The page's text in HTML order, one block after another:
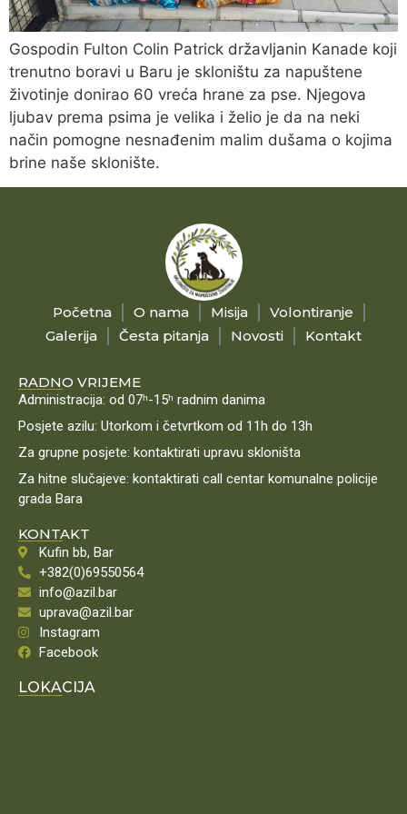
Gospodin Fulton Colin Patrick državljanin Kanade koji
trenutno boravi u Baru je skloništu za napuštene
životinje donirao 60 vreća hrane za pse. Njegova
ljubav prema psima je velika i želio je da na neki
način pomogne nesnađenim malim dušama o kojima
brine naše sklonište.
Početna O nama Misija
Volontiranje
Galerija
Česta pitanja Novosti Kontakt
RADNO VRIJEME
Administracija: od 07ʰ-15ʰ radnim danima
Posjete azilu: Utorkom i četvrtkom od 11h do 13h
Za grupne posjete: kontaktirati upravu skloništa
Za hitne slučajeve: kontaktirati call centar komunalne policije
grada Bara
KONTAKT
Kufin bb, Bar
+382(0)69550564
info@azil.bar
uprava@azil.bar
Instagram
Facebook
LOKACIJA